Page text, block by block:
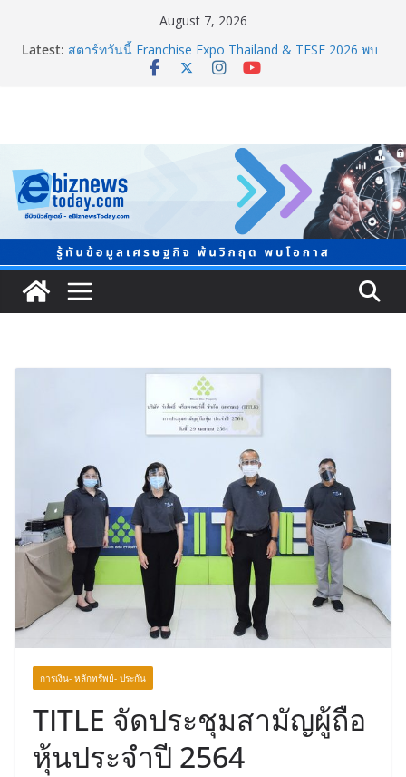
August 7, 2026
Latest: สตาร์ทวันนี้ Franchise Expo Thailand & TESE 2026 พบ
ทัพธุรกิจ&แฟรนไชส์ ซัพพลายเออร์สินค้า ลดใหญ่กว่า
นิทรรศการยกระดับ…ความเป็นห่วง” ในงาน Hug
Guangzhou Yinghao School เผยวิสัยทัศน์การศึกษาที่
พร้อมรับอนาคต
TCMA จับมือแคนาดา ดันเทคโนโลยีดักจับคาร์บอนเครื่อง
แรกในไทย ปูทางอุตสาหกรรมปูนซีเมนต์สู่ Net Zero 2050
8.8 “ซูเลียน” รวมพลังนักธุรกิจทั่วประเทศ จัดประชุมใหญ่
แห่งปี พบ CEO “ดร.ปิยะวัฒน์” ถ่ายทอดวิสัยทัศน์ธุรกิจ
พร้อมฟรีคอนเสิร์ต “โชค รถแห่” ยกวง
การเงิน- หลักทรัพย์- ประกัน
TITLE จัดประชุมสามัญผู้ถือ
หุ้นประจำปี 2564